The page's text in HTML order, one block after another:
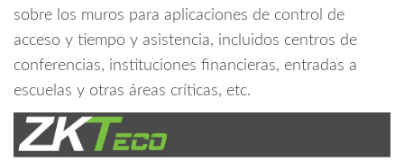
/
Serie
Visible
Light
/
#MTD
cantidad
sobre los muros para aplicaciones de control de
acceso y tiempo y asistencia, incluidos centros de
conferencias, instituciones ﬁnancieras, entradas a
escuelas y otras áreas críticas, etc.